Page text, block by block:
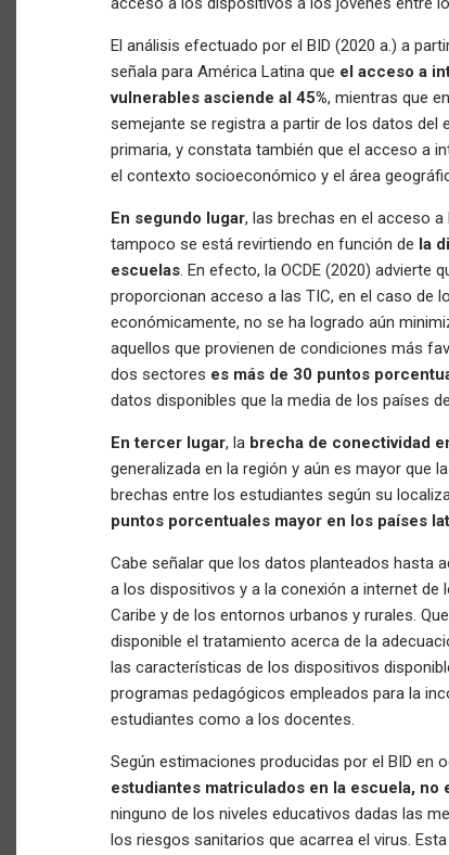
El análisis efectuado por el BID (2020 a.) a
señala para América Latina que el acceso a
vulnerables asciende al 45%, mientras que
semejante se registra a partir de los datos del
primaria, y constata también que el acceso a
el contexto socioeconómico y el área
En segundo lugar, las brechas en el acceso
tampoco se está revirtiendo en función de la
escuelas. En efecto, la OCDE (2020) advierte
proporcionan acceso a las TIC, en el caso de
económicamente, no se ha logrado aún
aquellos que provienen de condiciones más
dos sectores es más de 30 puntos
datos disponibles que la media de los países de
En tercer lugar, la brecha de conectividad
generalizada en la región y aún es mayor que
brechas entre los estudiantes según su
puntos porcentuales mayor en los países
Cabe señalar que los datos planteados hasta
a los dispositivos y a la conexión a internet
Caribe y de los entornos urbanos y rurales.
disponible el tratamiento acerca de la
las características de los dispositivos
programas pedagógicos empleados para la
estudiantes como a los docentes.
Según estimaciones producidas por el BID en
estudiantes matriculados en la escuela,
ninguno de los niveles educativos dadas las
los riesgos sanitarios que acarrea el virus.